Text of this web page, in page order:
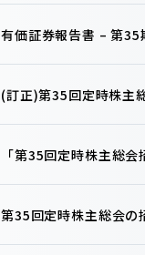
有価証券報告書 – 第
(訂正)第35回定時株主
「第35回定時株主総
第35回定時株主総会の